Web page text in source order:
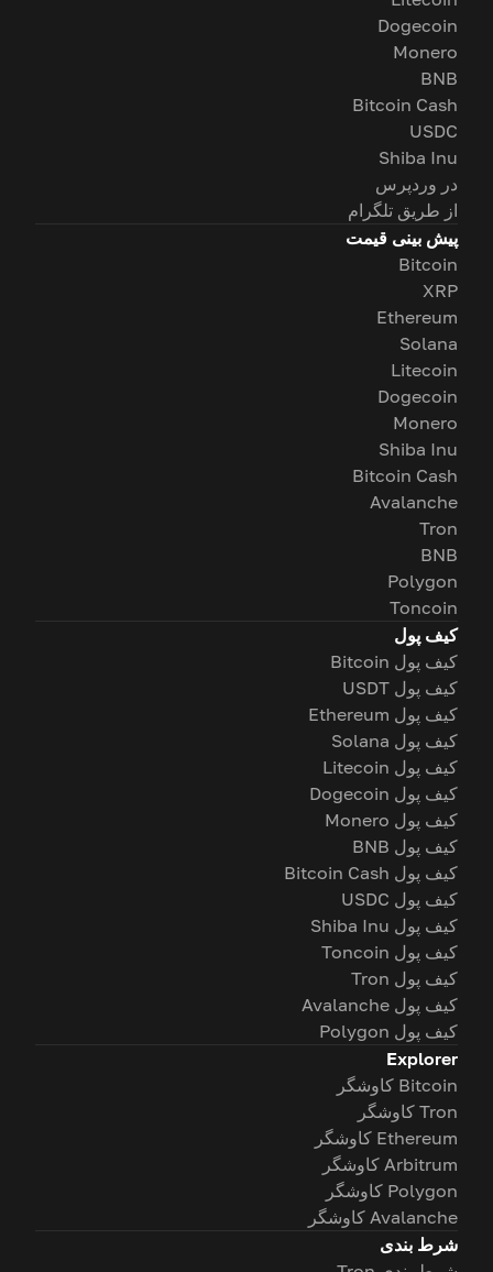
Dogecoin
Monero
BNB
Bitcoin Cash
USDC
Shiba Inu
در وردپرس
از طریق تلگرام
پیش بینی قیمت
Bitcoin
XRP
Ethereum
Solana
Litecoin
Dogecoin
Monero
Shiba Inu
Bitcoin Cash
Avalanche
Tron
BNB
Polygon
Toncoin
کیف پول
کیف پول Bitcoin
کیف پول USDT
کیف پول Ethereum
کیف پول Solana
کیف پول Litecoin
کیف پول Dogecoin
کیف پول Monero
کیف پول BNB
کیف پول Bitcoin Cash
کیف پول USDC
کیف پول Shiba Inu
کیف پول Toncoin
کیف پول Tron
کیف پول Avalanche
کیف پول Polygon
Explorer
Bitcoin کاوشگر
Tron کاوشگر
Ethereum کاوشگر
Arbitrum کاوشگر
Polygon کاوشگر
Avalanche کاوشگر
شرط بندی